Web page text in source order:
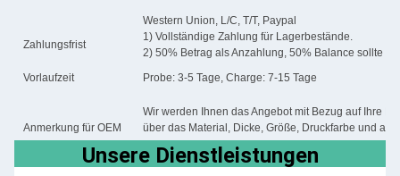
Zahlungsfrist
Western Union, L/C, T/T, Paypal
1) Vollständige Zahlung für Lagerbestände.
2) 50% Betrag als Anzahlung, 50% Balance sollte
Vorlaufzeit
Probe: 3-5 Tage, Charge: 7-15 Tage
Anmerkung für OEM
Wir werden Ihnen das Angebot mit Bezug auf Ihre
über das Material, Dicke, Größe, Druckfarbe und
Unsere Dienstleistungen